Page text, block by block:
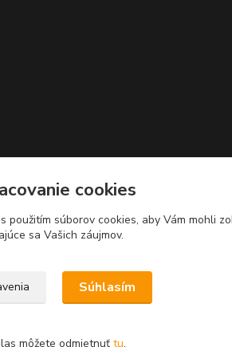
cookies
s použitím súborov cookies, aby Vám mohli
sa Vašich záujmov.
Súhlasím
môžete odmietnuť tu.